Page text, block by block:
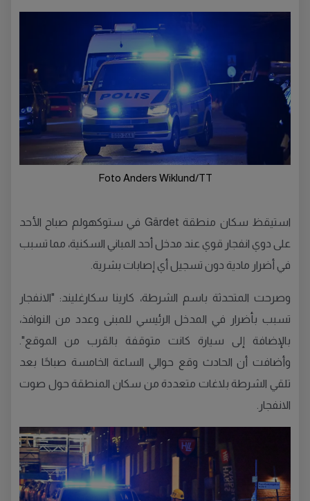
Foto Anders Wiklund/TT
استيقظ سكان منطقة Gärdet في ستوكهولم صباح الأحد
على دوي انفجار قوي عند مدخل أحد المباني السكنية، مما تسبب
في أضرار مادية دون تسجيل أي إصابات بشرية.
وصرحت المتحدثة باسم الشرطة، كارينا سكارغليند: "الانفجار
تسبب بأضرار في المدخل الرئيسي للمبنى وعدد من النوافذ،
بالإضافة إلى سيارة كانت متوقفة بالقرب من الموقع".
وأضافت أن الحادث وقع حوالي الساعة الخامسة صباحًا بعد
تلقي الشرطة بلاغات متعددة من سكان المنطقة حول صوت
الانفجار.